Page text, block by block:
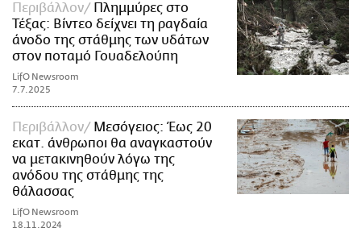
Περιβάλλον
Πλημμύρες στο
Τέξας: Βίντεο δείχνει τη ραγδαία
άνοδο της στάθμης των υδάτων
στον ποταμό Γουαδελούπη
LifO Newsroom
7.7.2025
Περιβάλλον
Μεσόγειος: Έως 20
εκατ. άνθρωποι θα αναγκαστούν
να μετακινηθούν λόγω της
ανόδου της στάθμης της
θάλασσας
LifO Newsroom
18.11.2024